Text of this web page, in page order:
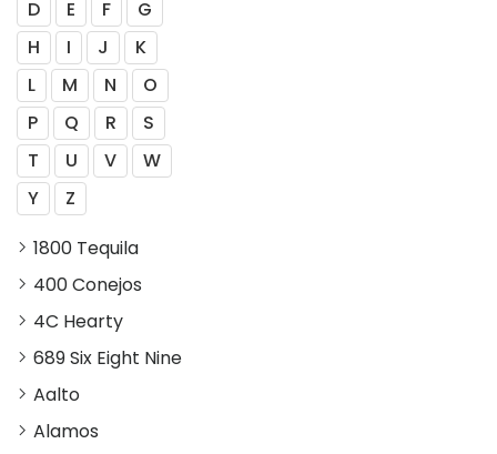
D
E F
G
H
I J
K
L
M N
O
P
Q R
S
T
U V
W
Y
Z
1800 Tequila
400 Conejos
4C Hearty
689 Six Eight Nine
Aalto
Alamos